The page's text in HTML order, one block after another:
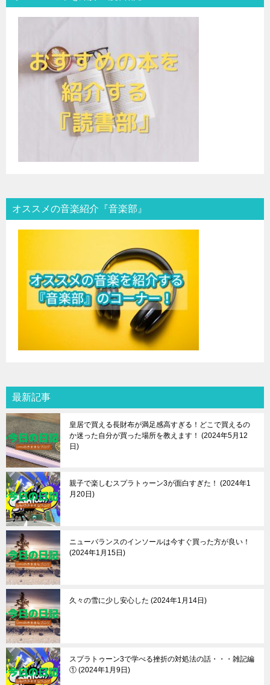
オススメの音楽紹介『音楽部』
最新記事
皇居で買える長財布が満足感高すぎる！どこで買えるの
か迷った自分が買った場所を教えます！
2024年5月12
日
親子で楽しむスプラトゥーン3が面白すぎた！
2024年1
月20日
ニューバランスのインソールは今すぐ買った方が良い！
2024年1月15日
久々の雪に少し安心した 2024年1月14日
スプラトゥーン3で学べる挫折の対処法の話・・・雑記編
① 2024年1月9日